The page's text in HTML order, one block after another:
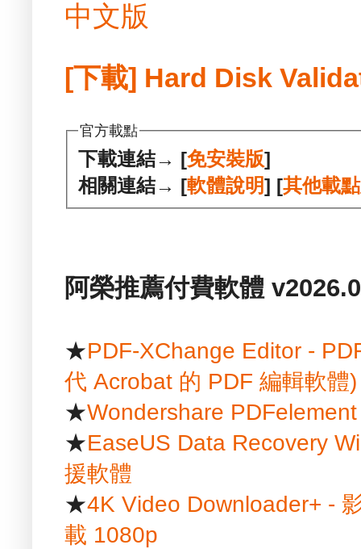
中文版
[下載] Hard Disk
官方載點
下載連結→ [免安裝版]
相關連結→ [軟體說明] [其他載
阿榮推薦付費軟體
★PDF-XChange Editor -
代 Acrobat 的 PDF 編輯軟體)
★Wondershare
★EaseUS Data Recovery
援軟體
★4K Video Downloader+ -
載 1080p